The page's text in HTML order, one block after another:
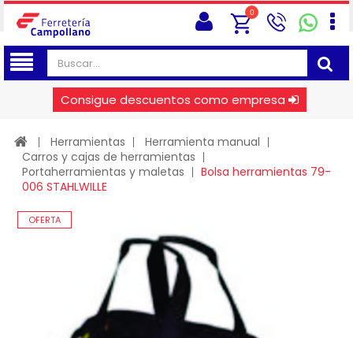
0
Consigue descuentos como empresa
Herramientas
Herramienta manual
Carros y cajas de herramientas
Portaherramientas y maletas
Bolsa herramientas 79-
006 STAHLWILLE
OFERTA